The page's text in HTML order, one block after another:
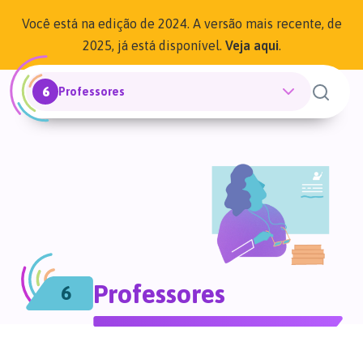
Você está na edição de 2024. A versão mais recente, de
2025, já está disponível. Veja aqui.
6 Professores
6 Professores